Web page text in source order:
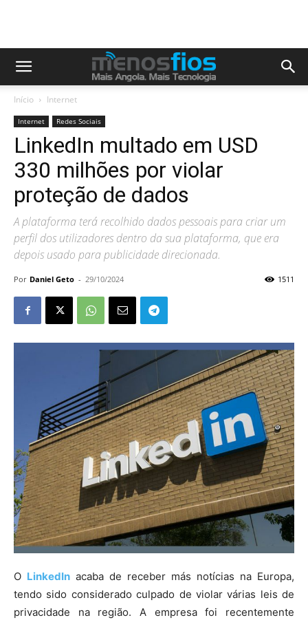
Início Internet
Internet Redes Sociais
LinkedIn multado em USD
330 milhões por violar
proteção de dados
A plataforma terá recolhido dados pessoais para criar um
perfil dos utilizadores dentro da sua plataforma, que era
depois usado para publicidade direcionada.
Por Daniel Geto - 29/10/2024 1511
O LinkedIn acaba de receber más notícias na Europa,
tendo sido considerado culpado de violar várias leis de
privacidade na região. A empresa foi recentemente